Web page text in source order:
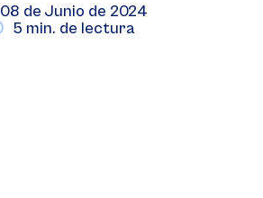
08 de Junio de 2024
5 min. de lectura